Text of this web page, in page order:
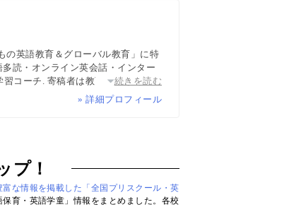
の英語教育＆グローバル教育」に特
読・オンライン英会話・インター
コーチ. 寄稿者は教育学博士、イン
様な専門家が多数. 日経・AERA
続きを読む
» 詳細プロフィール
プ！
な情報を掲載した「全国プリスクール・英
育・英語学童」情報をまとめました。各校